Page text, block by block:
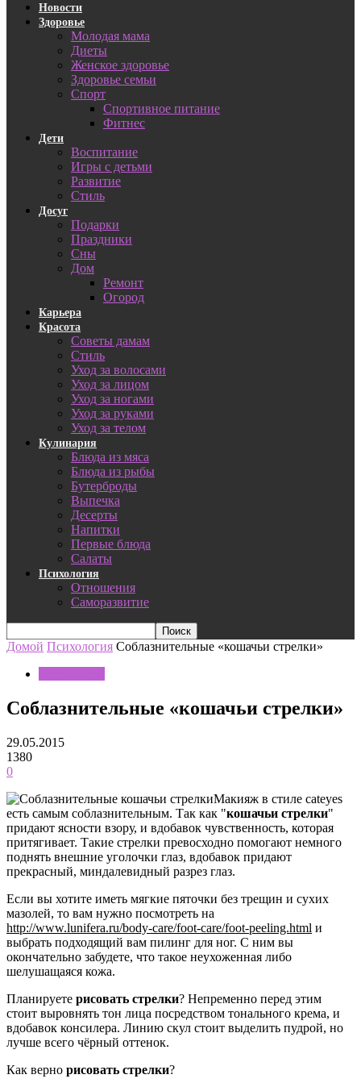
Новости
Здоровье
Молодая мама
Диеты
Женское здоровье
Здоровье семьи
Спорт
Спортивное питание
Фитнес
Дети
Воспитание
Игры с детьми
Развитие
Стиль
Досуг
Подарки
Праздники
Сны
Дом
Ремонт
Огород
Карьера
Красота
Советы дамам
Стиль
Уход за волосами
Уход за лицом
Уход за ногами
Уход за руками
Уход за телом
Кулинария
Блюда из мяса
Блюда из рыбы
Бутерброды
Выпечка
Десерты
Напитки
Первые блюда
Салаты
Психология
Отношения
Саморазвитие
Домой Психология Соблазнительные «кошачьи стрелки»
Соблазнительные «кошачьи стрелки»
29.05.2015
1380
0
Макияж в стиле cateyes
есть самым соблазнительным. Так как "кошачьи стрелки"
придают ясности взору, и вдобавок чувственность, которая
притягивает. Такие стрелки превосходно помогают немного
поднять внешние уголочки глаз, вдобавок придают
прекрасный, миндалевидный разрез глаз.
Если вы хотите иметь мягкие пяточки без трещин и сухих
мазолей, то вам нужно посмотреть на
http://www.lunifera.ru/body-care/foot-care/foot-peeling.html и
выбрать подходящий вам пилинг для ног. С ним вы
окончательно забудете, что такое неухоженная либо
шелушащаяся кожа.
Планируете рисовать стрелки? Непременно перед этим
стоит выровнять тон лица посредством тонального крема, и
вдобавок консилера. Линию скул стоит выделить пудрой, но
лучше всего чёрный оттенок.
Как верно рисовать стрелки?